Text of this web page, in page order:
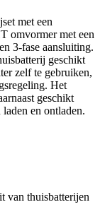
met een
omvormer met een
3-fase aansluiting.
geschikt
zelf te gebruiken,
Het
geschikt
en ontladen.
van thuisbatterijen